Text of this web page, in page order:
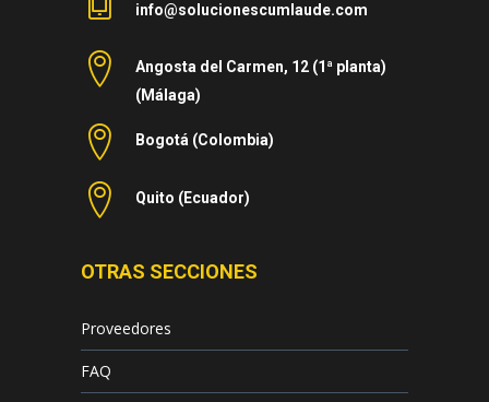
info@solucionescumlaude.com
Angosta del Carmen, 12 (1ª planta)
(Málaga)
Bogotá (Colombia)
Quito (Ecuador)
OTRAS SECCIONES
Proveedores
FAQ